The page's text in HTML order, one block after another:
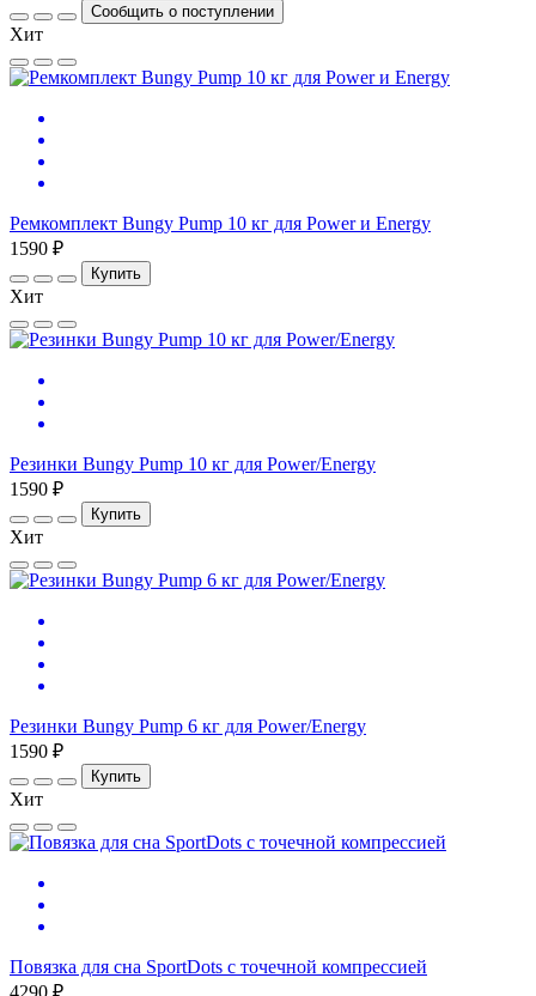
Сообщить о поступлении
Хит
Ремкомплект Bungy Pump 10 кг для Power и Energy
1590 ₽
Купить
Хит
Резинки Bungy Pump 10 кг для Power/Energy
1590 ₽
Купить
Хит
Резинки Bungy Pump 6 кг для Power/Energy
1590 ₽
Купить
Хит
Повязка для сна SportDots с точечной компрессией
4290 ₽